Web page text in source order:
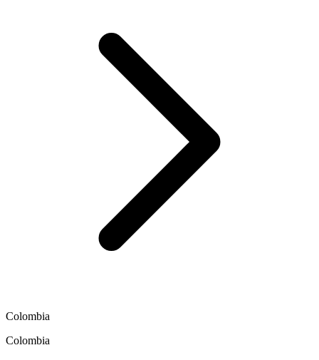
Colombia
Colombia